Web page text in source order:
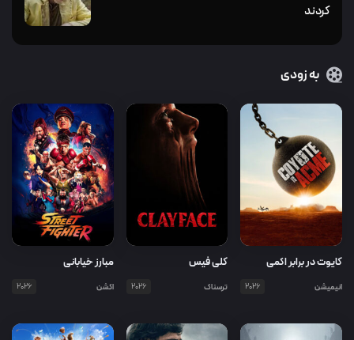
کردند
به زودی
کایوت در برابر اکمی
انیمیشن 2026
کلی فیس
ترسناک 2026
مبارز خیابانی
اکشن 2026